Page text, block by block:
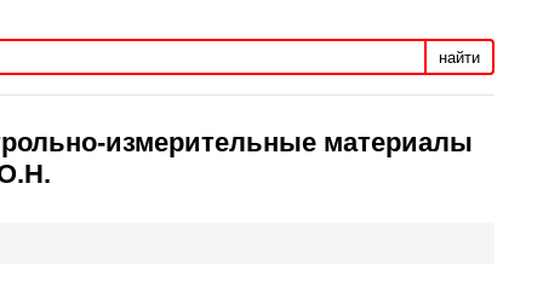
найти
измерительные материалы